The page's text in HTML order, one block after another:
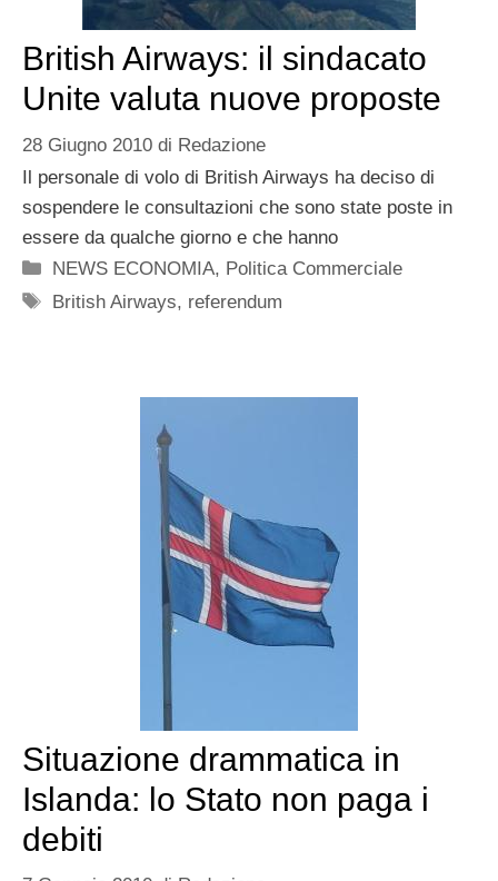
British Airways: il sindacato
Unite valuta nuove proposte
28 Giugno 2010 di Redazione
Il personale di volo di British Airways ha deciso di
sospendere le consultazioni che sono state poste in
essere da qualche giorno e che hanno
Categorie
NEWS ECONOMIA, Politica Commerciale
Tag
British Airways, referendum
Situazione drammatica in
Islanda: lo Stato non paga i
debiti